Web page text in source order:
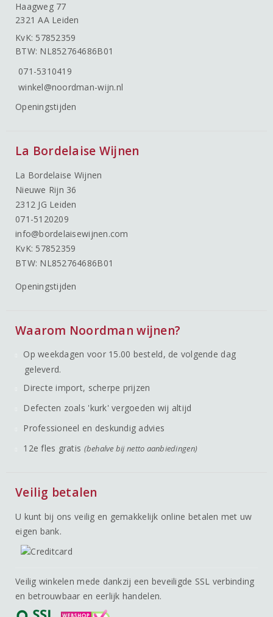
Haagweg 77
2321 AA Leiden
KvK: 57852359
BTW: NL852764686B01
071-5310419
winkel@noordman-wijn.nl
Openingstijden
La Bordelaise Wijnen
La Bordelaise Wijnen
Nieuwe Rijn 36
2312 JG Leiden
071-5120209
info@bordelaisewijnen.com
KvK: 57852359
BTW: NL852764686B01
Openingstijden
Waarom Noordman wijnen?
Op weekdagen voor 15.00 besteld, de volgende dag
geleverd.
Directe import, scherpe prijzen
Defecten zoals 'kurk' vergoeden wij altijd
Professioneel en deskundig advies
12e fles gratis (behalve bij netto aanbiedingen)
Veilig betalen
U kunt bij ons veilig en gemakkelijk online betalen met uw
eigen bank.
Veilig winkelen mede dankzij een beveiligde SSL verbinding
en betrouwbaar en eerlijk handelen.